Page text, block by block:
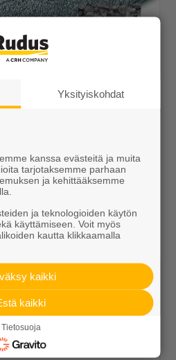
PB vaalea
€/kpl
lisätiedot
Yksityiskohdat
kanssa evästeitä ja muita
tarjotaksemme parhaan
ja kehittääksemme
ja teknologioiden käytön
käyttämiseen. Voit myös
kautta klikkaamalla
kaikki
kaikki
Tietosuoja